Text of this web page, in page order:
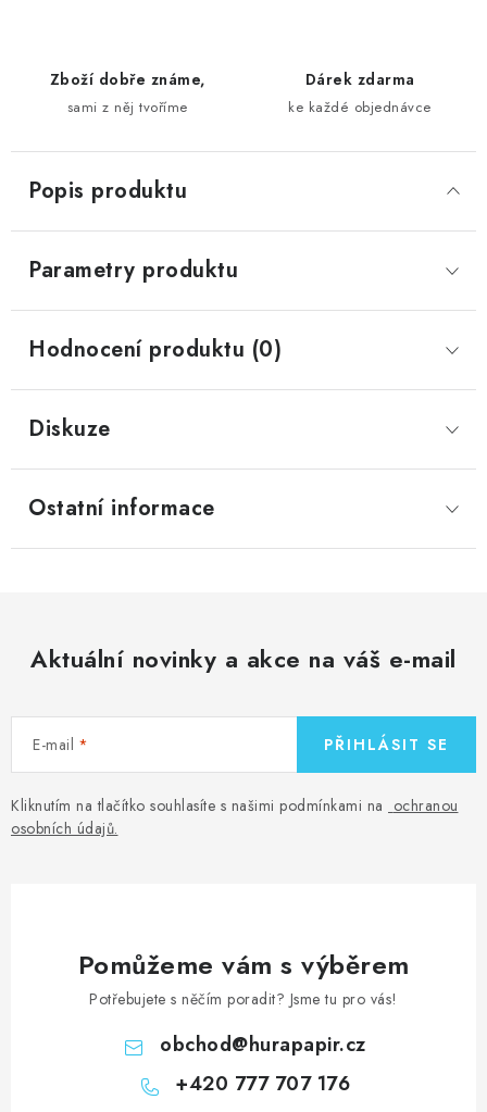
Zboží dobře známe,
sami z něj tvoříme
Dárek zdarma
ke každé objednávce
Popis produktu
Parametry produktu
Hodnocení produktu (0)
Diskuze
Ostatní informace
Aktuální novinky a akce na váš e-mail
E-mail
Kliknutím na tlačítko souhlasíte s našimi podmínkami na ochranou
osobních údajů.
PŘIHLÁSIT SE
Pomůžeme vám s výběrem
Potřebujete s něčím poradit? Jsme tu pro vás!
obchod@hurapapir.cz
+420 777 707 176